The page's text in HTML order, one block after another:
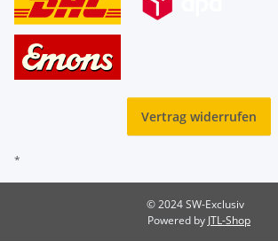
Vertrag widerrufen
*
© 2024 SW-Exclusiv
Powered by JTL-Shop